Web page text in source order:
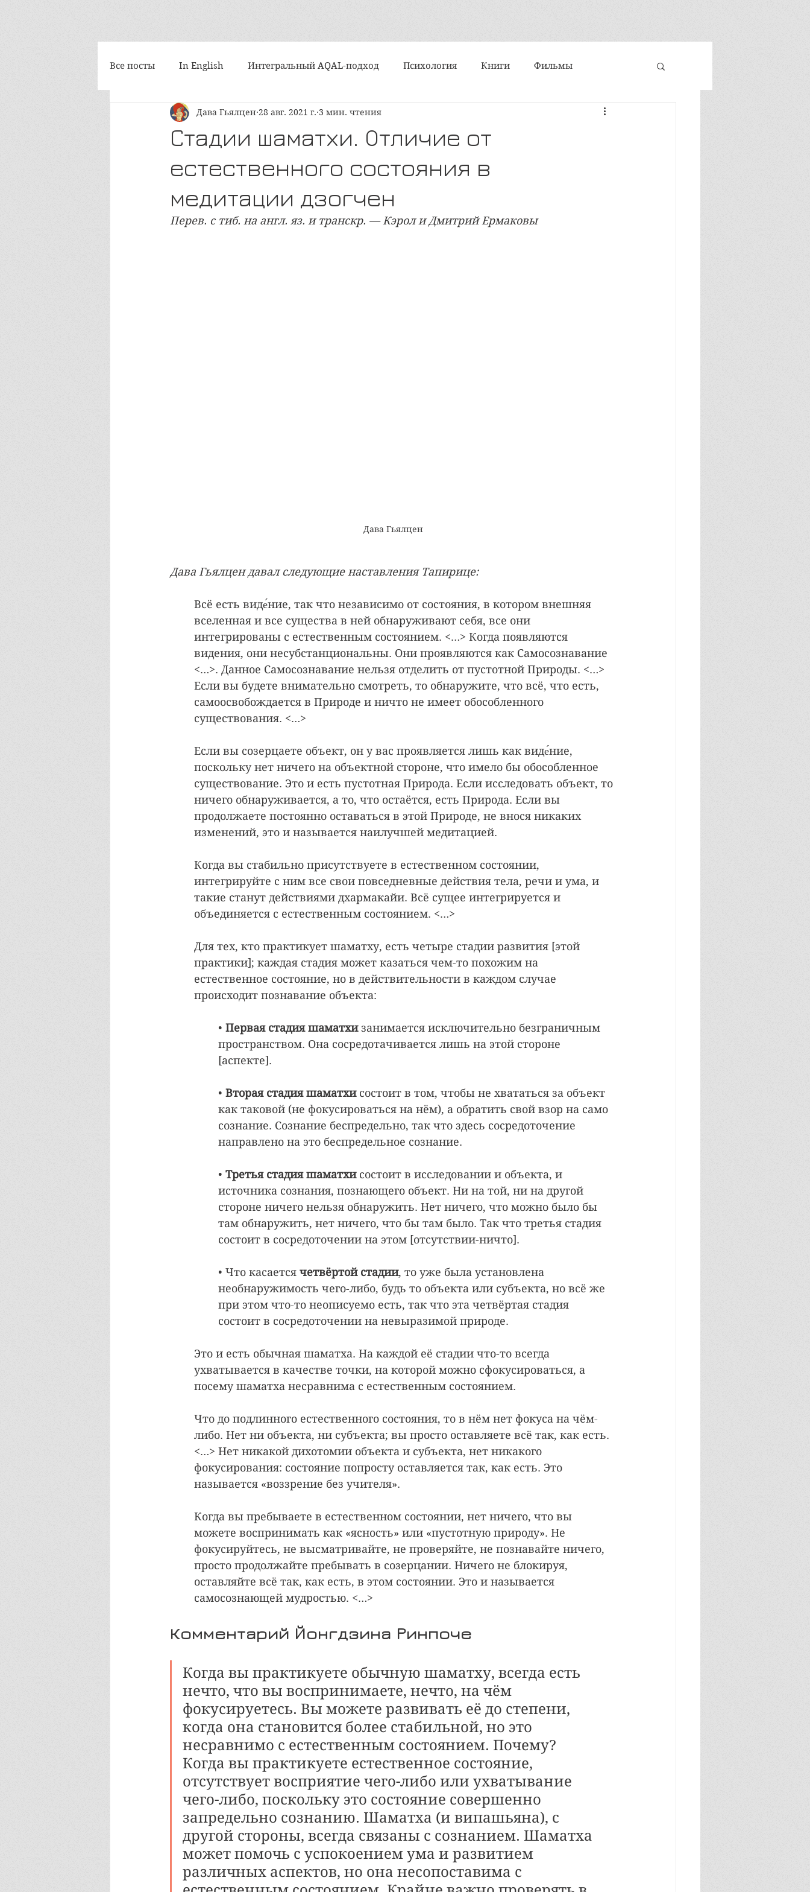
Все посты In English Интегральный AQAL-подход Психология Книги Фильмы
Философия Космоскетчи События Интервью
iAwake-психоакустика Типы и типологии
Стадии шаматхи. Отличие от
естественного состояния в
медитации дзогчен
Дава Гьялцен 28 авг. 2021 г. 3 мин. чтения
Перев. с тиб. на англ. яз. и транскр. — Кэрол и Дмитрий Ермаковы
Дава Гьялцен
Дава Гьялцен давал следующие наставления Тапирице:
Всё есть виде́ние, так что независимо от состояния, в котором внешняя
вселенная и все существа в ней обнаруживают себя, все они
интегрированы с естественным состоянием. <…> Когда появляются
видения, они несубстанциональны. Они проявляются как Самосознавание
<…>. Данное Самосознавание нельзя отделить от пустотной Природы. <…>
Если вы будете внимательно смотреть, то обнаружите, что всё, что есть,
самоосвобождается в Природе и ничто не имеет обособленного
существования. <…>
Если вы созерцаете объект, он у вас проявляется лишь как виде́ние,
поскольку нет ничего на объектной стороне, что имело бы обособленное
существование. Это и есть пустотная Природа. Если исследовать объект, то
ничего обнаруживается, а то, что остаётся, есть Природа. Если вы
продолжаете постоянно оставаться в этой Природе, не внося никаких
изменений, это и называется наилучшей медитацией.
Когда вы стабильно присутствуете в естественном состоянии,
интегрируйте с ним все свои повседневные действия тела, речи и ума, и
такие станут действиями дхармакайи. Всё сущее интегрируется и
объединяется с естественным состоянием. <…>
Для тех, кто практикует шаматху, есть четыре стадии развития [этой
практики]; каждая стадия может казаться чем-то похожим на
естественное состояние, но в действительности в каждом случае
происходит познавание объекта:
• Первая стадия шаматхи занимается исключительно безграничным
пространством. Она сосредотачивается лишь на этой стороне
[аспекте].
• Вторая стадия шаматхи состоит в том, чтобы не хвататься за объект
как таковой (не фокусироваться на нём), а обратить свой взор на само
сознание. Сознание беспредельно, так что здесь сосредоточение
направлено на это беспредельное сознание.
• Третья стадия шаматхи состоит в исследовании и объекта, и
источника сознания, познающего объект. Ни на той, ни на другой
стороне ничего нельзя обнаружить. Нет ничего, что можно было бы
там обнаружить, нет ничего, что бы там было. Так что третья стадия
состоит в сосредоточении на этом [отсутствии-ничто].
• Что касается четвёртой стадии, то уже была установлена
необнаружимость чего-либо, будь то объекта или субъекта, но всё же
при этом что-то неописуемо есть, так что эта четвёртая стадия
состоит в сосредоточении на невыразимой природе.
Это и есть обычная шаматха. На каждой её стадии что-то всегда
ухватывается в качестве точки, на которой можно сфокусироваться, а
посему шаматха несравнима с естественным состоянием.
Что до подлинного естественного состояния, то в нём нет фокуса на чём-
либо. Нет ни объекта, ни субъекта; вы просто оставляете всё так, как есть.
<…> Нет никакой дихотомии объекта и субъекта, нет никакого
фокусирования: состояние попросту оставляется так, как есть. Это
называется «воззрение без учителя».
Когда вы пребываете в естественном состоянии, нет ничего, что вы
можете воспринимать как «ясность» или «пустотную природу». Не
фокусируйтесь, не высматривайте, не проверяйте, не познавайте ничего,
просто продолжайте пребывать в созерцании. Ничего не блокируя,
оставляйте всё так, как есть, в этом состоянии. Это и называется
самосознающей мудростью. <…>
Комментарий Йонгдзина Ринпоче
Когда вы практикуете обычную шаматху, всегда есть
нечто, что вы воспринимаете, нечто, на чём
фокусируетесь. Вы можете развивать её до степени,
когда она становится более стабильной, но это
несравнимо с естественным состоянием. Почему?
Когда вы практикуете естественное состояние,
отсутствует восприятие чего-либо или ухватывание
чего-либо, поскольку это состояние совершенно
запредельно сознанию. Шаматха (и випашьяна), с
другой стороны, всегда связаны с сознанием. Шаматха
может помочь с успокоением ума и развитием
различных аспектов, но она несопоставима с